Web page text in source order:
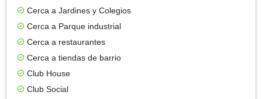
Cerca a Jardines y Colegios
Cerca a Parque industrial
Cerca a restaurantes
Cerca a tiendas de barrio
Club House
Club Social